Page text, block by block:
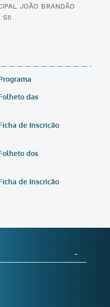
JOÃO BRANDÃO
SI!
das
de Inscrição
dos
de Inscrição